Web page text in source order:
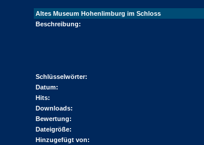
Altes Museum Hohenlimburg im Schloss
Beschreibung:
Schlüsselwörter:
Datum:
Hits:
Downloads:
Bewertung:
Dateigröße:
Hinzugefügt von: